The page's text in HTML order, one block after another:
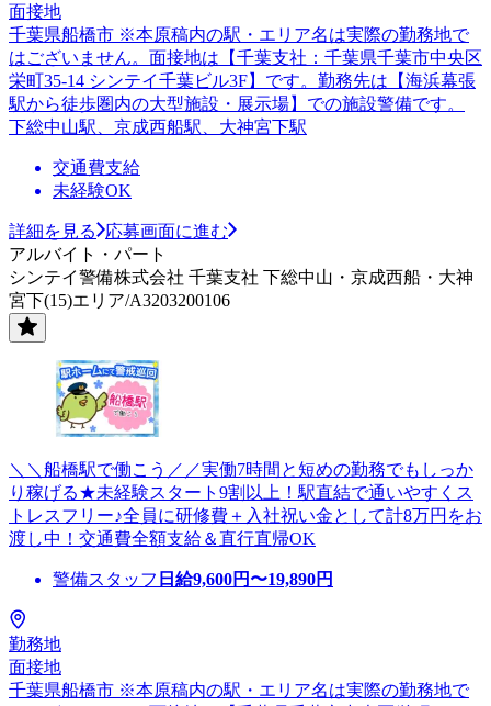
面接地
千葉県船橋市 ※本原稿内の駅・エリア名は実際の勤務地で
はございません。面接地は【千葉支社：千葉県千葉市中央区
栄町35-14 シンテイ千葉ビル3F】です。勤務先は【海浜幕張
駅から徒歩圏内の大型施設・展示場】での施設警備です。
下総中山駅、京成西船駅、大神宮下駅
交通費支給
未経験OK
詳細を見る
応募画面に進む
アルバイト・パート
シンテイ警備株式会社 千葉支社 下総中山・京成西船・大神
宮下(15)エリア/A3203200106
＼＼船橋駅で働こう／／実働7時間と短めの勤務でもしっか
り稼げる★未経験スタート9割以上！駅直結で通いやすくス
トレスフリー♪全員に研修費＋入社祝い金として計8万円をお
渡し中！交通費全額支給＆直行直帰OK
警備スタッフ 日給9,600円〜19,890円
勤務地
面接地
千葉県船橋市 ※本原稿内の駅・エリア名は実際の勤務地で